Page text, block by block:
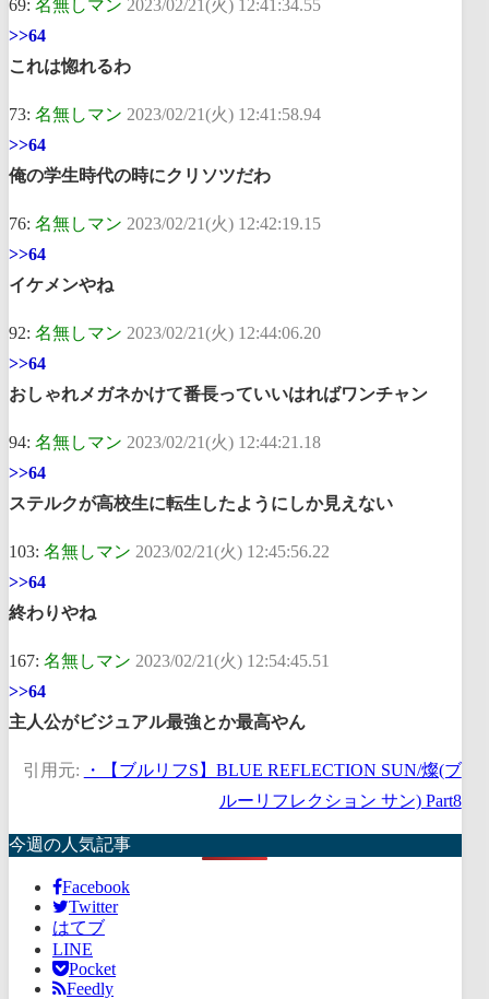
69: 名無しマン 2023/02/21(火) 12:41:34.55
>>64
これは惚れるわ
73: 名無しマン 2023/02/21(火) 12:41:58.94
>>64
俺の学生時代の時にクリソツだわ
76: 名無しマン 2023/02/21(火) 12:42:19.15
>>64
イケメンやね
92: 名無しマン 2023/02/21(火) 12:44:06.20
>>64
おしゃれメガネかけて番長っていいはればワンチャン
94: 名無しマン 2023/02/21(火) 12:44:21.18
>>64
ステルクが高校生に転生したようにしか見えない
103: 名無しマン 2023/02/21(火) 12:45:56.22
>>64
終わりやね
167: 名無しマン 2023/02/21(火) 12:54:45.51
>>64
主人公がビジュアル最強とか最高やん
引用元:
・【ブルリフS】BLUE REFLECTION SUN/燦(ブ
ルーリフレクション サン) Part8
今週の人気記事
Facebook
Twitter
はてブ
LINE
Pocket
Feedly